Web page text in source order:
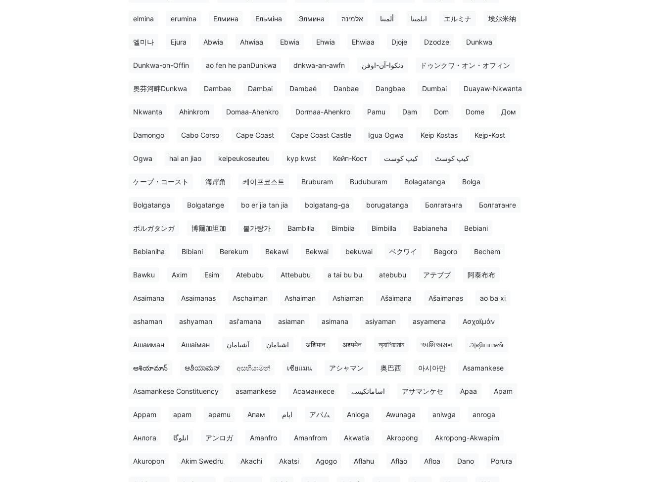
elmina erumina Елмина Ельміна Элмина אלמינה ألمينا ایلمینا エルミナ 埃尔米纳
엘미나 Ejura Abwia Ahwiaa Ebwia Ehwia Ehwiaa Djoje Dzodze Dunkwa
Dunkwa-on-Offin ao fen he panDunkwa dnkwa-an-awfn دنکوا-آن-اوفن ドゥンクワ・オン・オフィン
奥芬河畔Dunkwa Dambae Dambai Dambaé Danbae Dangbae Dumbai Duayaw-Nkwanta
Nkwanta Ahinkrom Domaa-Ahenkro Dormaa-Ahenkro Pamu Dam Dom Dome Дом
Damongo Cabo Corso Cape Coast Cape Coast Castle Igua Ogwa Keip Kostas Kejp-Kost
Ogwa hai an jiao keipeukoseuteu kyp kwst Кейп-Кост کیپ کوست کیپ کوسٹ
ケープ・コースト 海岸角 케이프코스트 Bruburam Buduburam Bolagatanga Bolga
Bolgatanga Bolgatange bo er jia tan jia bolgatang-ga borugatanga Болгатанга Болгатанге
ボルガタンガ 博爾加坦加 볼가탕가 Bambilla Bimbila Bimbilla Babianeha Bebiani
Bebianiha Bibiani Berekum Bekawi Bekwai bekuwai ベクワイ Begoro Bechem
Bawku Axim Esim Atebubu Attebubu a tai bu bu atebubu アテブブ 阿泰布布
Asaimana Asaimanas Aschaiman Ashaiman Ashiaman Ašaimana Ašaimanas ao ba xi
ashaman ashyaman asi'amana asiaman asimana asiyaman asyamena Ασχαϊμάν
Ашаиман Ашаіман آشيامان اشیامان अशिमान अश्यमेन অ্যাশিয়ামান અશિઅમન அஷியாமண்
ఆశియామాన్ ಆಶಿಯಾಮನ್ අසහියාමන් เซียแมน アシャマン 奥巴西 아시아만 Asamankese
Asamankese Constituency asamankese Асаманкесе اسامانکیسے アサマンケセ Apaa Apam
Appam apam apamu Апам اپام アパム Anloga Awunaga anlwga anroga
Анлога انلوگا アンロガ Amanfro Amanfrom Akwatia Akropong Akropong-Akwapim
Akuropon Akim Swedru Akachi Akatsi Agogo Aflahu Aflao Afloa Dano Porura